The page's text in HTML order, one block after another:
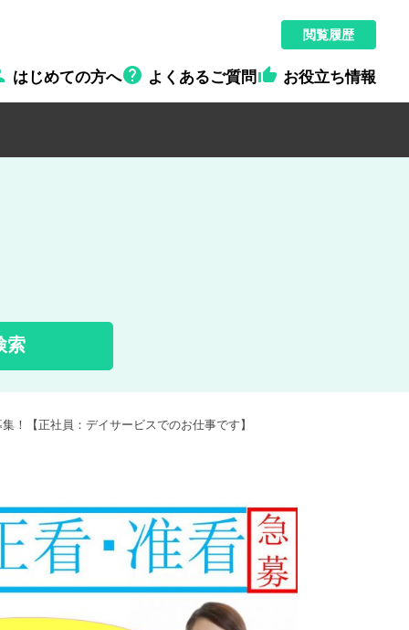
閲覧履歴
はじめての方へ よくあるご質問  お役立ち情報
索
！【正社員：デイサービスでのお仕事です】